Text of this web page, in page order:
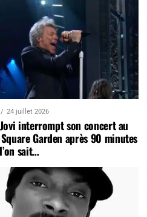
24 juillet 2026
interrompt son concert au
Garden après 90 minutes
sait…